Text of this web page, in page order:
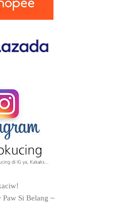
Paw Si Belang ~